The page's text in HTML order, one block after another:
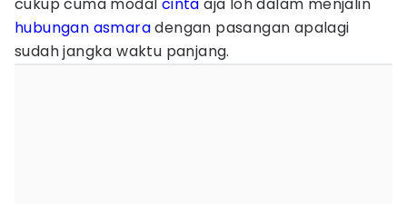
hubungan asmaradengan pasangan apalagi
sudah jangka waktu panjang.